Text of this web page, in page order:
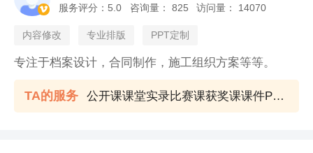
 服务评分： 5.0 咨询量： 825 访问量： 14070
内容修改 专业排版 PPT定制
专注于档案设计，合同制作，施工组织方案等等。
TA的服务 公开课课堂实录比赛课获奖课课件PPT教案说课稿逐字稿定制服务成品省市县